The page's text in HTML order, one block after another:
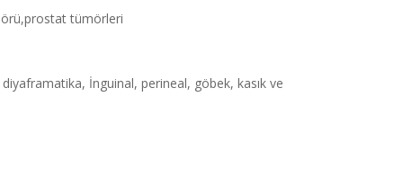
tümörleri
İnguinal, perineal, göbek, kasık ve